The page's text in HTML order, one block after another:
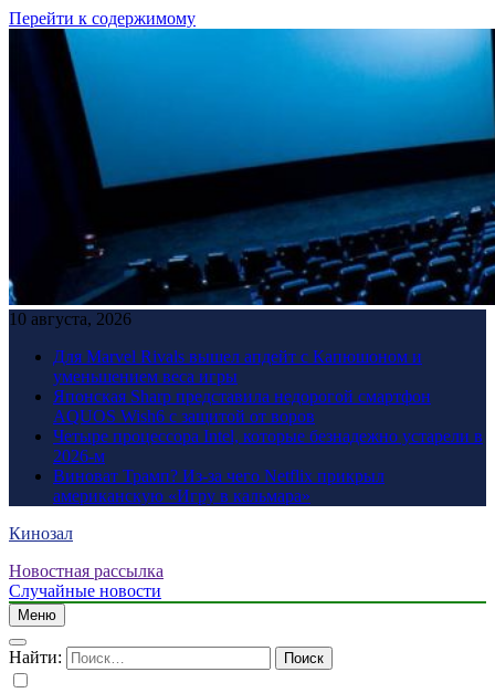
Перейти к содержимому
10 августа, 2026
Для Marvel Rivals вышел апдейт с Капюшоном и
уменьшением веса игры
Японская Sharp представила недорогой смартфон
AQUOS Wish6 с защитой от воров
Четыре процессора Intel, которые безнадежно устарели в
2026-м
Виноват Трамп? Из-за чего Netflix прикрыл
американскую «Игру в кальмара»
Кинозал
Новостная рассылка
Случайные новости
Меню
Найти: